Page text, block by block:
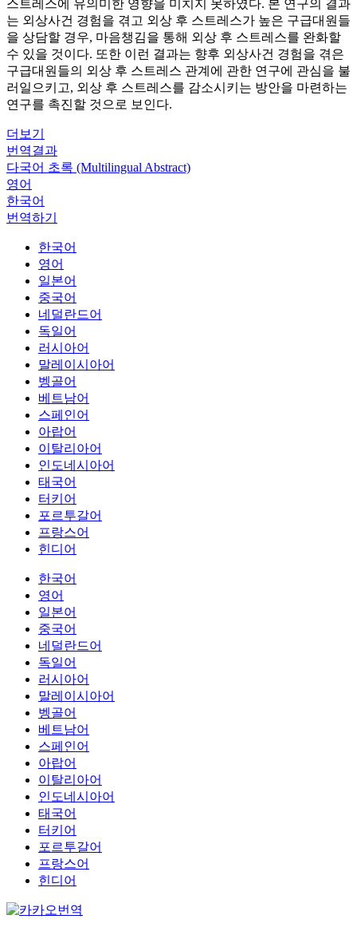
스트레스에 유의미한 영향을 미치지 못하였다. 본 연구의 결과
는 외상사건 경험을 겪고 외상 후 스트레스가 높은 구급대원들
을 상담할 경우, 마음챙김을 통해 외상 후 스트레스를 완화할
수 있을 것이다. 또한 이런 결과는 향후 외상사건 경험을 겪은
구급대원들의 외상 후 스트레스 관계에 관한 연구에 관심을 불
러일으키고, 외상 후 스트레스를 감소시키는 방안을 마련하는
연구를 촉진할 것으로 보인다.
더보기
번역결과
다국어 초록 (Multilingual Abstract)
영어
한국어
번역하기
한국어
영어
일본어
중국어
네덜란드어
독일어
러시아어
말레이시아어
벵골어
베트남어
스페인어
아랍어
이탈리아어
인도네시아어
태국어
터키어
포르투갈어
프랑스어
힌디어
한국어
영어
일본어
중국어
네덜란드어
독일어
러시아어
말레이시아어
벵골어
베트남어
스페인어
아랍어
이탈리아어
인도네시아어
태국어
터키어
포르투갈어
프랑스어
힌디어